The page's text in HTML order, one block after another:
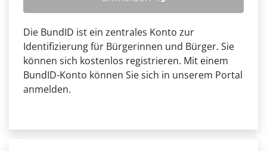
Die BundID ist ein zentrales Konto zur
Identifizierung für Bürgerinnen und Bürger. Sie
können sich kostenlos registrieren. Mit einem
BundID-Konto können Sie sich in unserem Portal
anmelden.